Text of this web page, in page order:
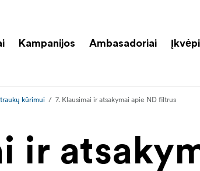
Kampanijos Ambasadoriai
kūrimui 7. Klausimai ir atsakymai apie ND filtrus
ir